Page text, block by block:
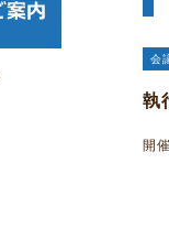
会
執
開